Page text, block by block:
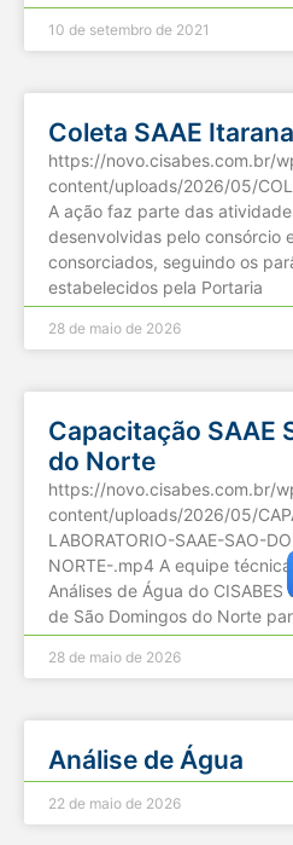
10 de setembro de 2021
Coleta SAAE Itarana
https://novo.cisabes.com.br/
content/uploads/2026/05/
A ação faz parte das
desenvolvidas pelo consórcio
consorciados, seguindo os
estabelecidos pela Portaria
28 de maio de 2026
Capacitação SAAE
do Norte
https://novo.cisabes.com.br/
content/uploads/2026/05/
LABORATORIO-SAAE-SAO-
NORTE-.mp4 A equipe
Análises de Água do CISABES
de São Domingos do Norte
28 de maio de 2026
Análise de Água
22 de maio de 2026